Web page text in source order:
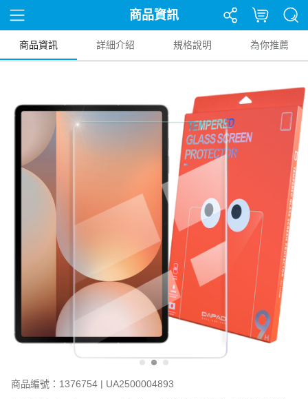
商品資訊
商品資訊 詳細介紹 規格說明 為你推薦
商品編號：1376754 | UA2500004893